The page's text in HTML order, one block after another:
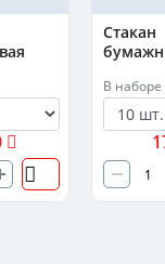
Стакан
В наборе